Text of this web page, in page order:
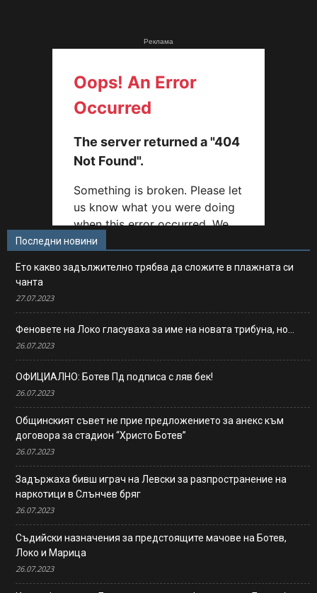
Реклама
Последни новини
Ето какво задължително трябва да сложите в плажната си
чанта
27.07.2023
Феновете на Локо гласуваха за име на новата трибуна, но…
26.07.2023
ОФИЦИАЛНО: Ботев Пд подписа с ляв бек!
26.07.2023
Общинският съвет не прие предложението за анекс към
договора за стадион “Христо Ботев”
26.07.2023
Задържаха бивш играч на Левски за разпространение на
наркотици в Слънчев бряг
26.07.2023
Съдийски назначения за предстоящите мачове на Ботев,
Локо и Марица
26.07.2023